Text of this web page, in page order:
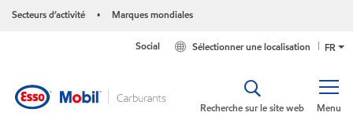
Secteurs d’activité • Marques mondiales
FR
Sélectionner une localisation
Social
Menu
Recherche sur le site web